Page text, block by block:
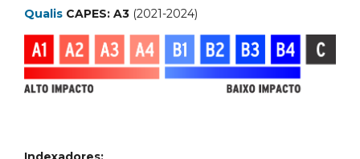
Qualis CAPES: A3 (2021-2024)